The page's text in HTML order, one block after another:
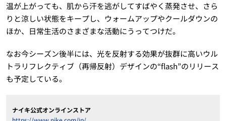
温が上がっても、肌から汗を逃がしてすばやく蒸発させ、さら
りと涼しい状態をキープし、ウォームアップやクールダウンの
ほか、日常生活のさまざまな活動にうってつけだ。
なお今シーズン後半には、光を反射する効果が抜群に高いウル
トラリフレクティブ（再帰反射）デザインの“flash”のリリース
も予定している。
ナイキ公式オンラインストア